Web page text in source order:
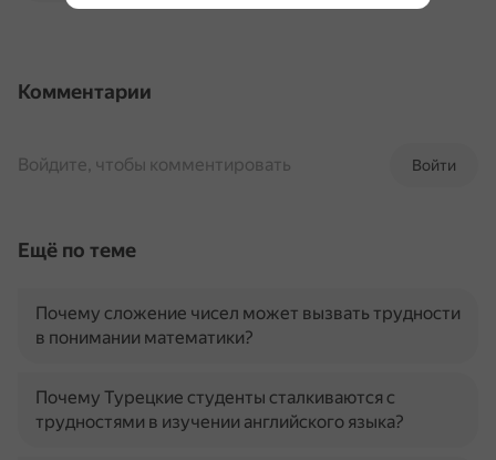
Комментарии
Войти
Войдите, чтобы комментировать
Ещё по теме
Почему сложение чисел может вызвать трудности
в понимании математики?
Почему Турецкие студенты сталкиваются с
трудностями в изучении английского языка?